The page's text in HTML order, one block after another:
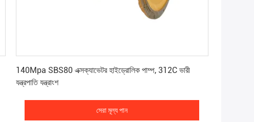
140Mpa SBS80 এক্সক্যাভেটর হাইড্রোলিক পাম্প, 312C ভারী
যন্ত্রপাতি যন্ত্রাংশ
সেরা মূল্য পান